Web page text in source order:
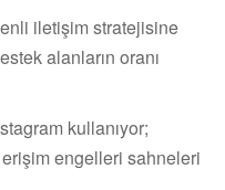
iletişim stratejisine
alanların oranı
kullanıyor;
engelleri sahneleri